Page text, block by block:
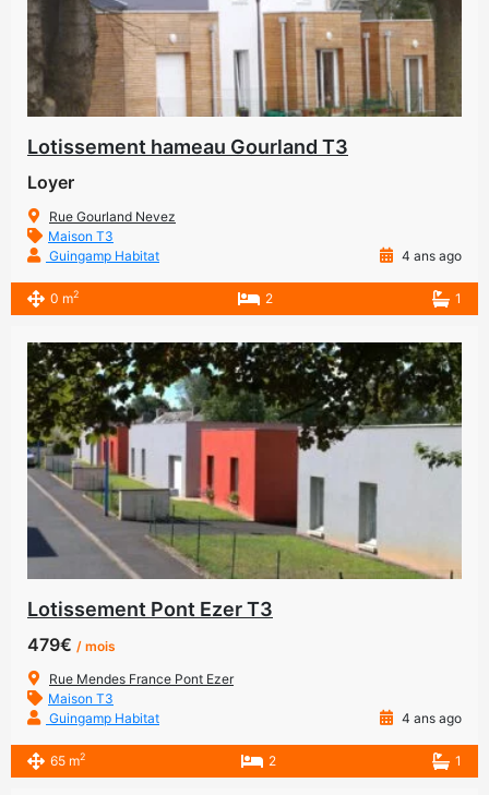
Lotissement hameau Gourland T3
Loyer
Rue Gourland Nevez
Maison T3
Guingamp Habitat
4 ans ago
0 m2 2 1
Lotissement Pont Ezer T3
479€ / mois
Rue Mendes France Pont Ezer
Maison T3
Guingamp Habitat
4 ans ago
65 m2 2 1